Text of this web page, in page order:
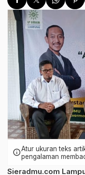
infoAtur ukuran teks
pengalaman
Sieradmu.com